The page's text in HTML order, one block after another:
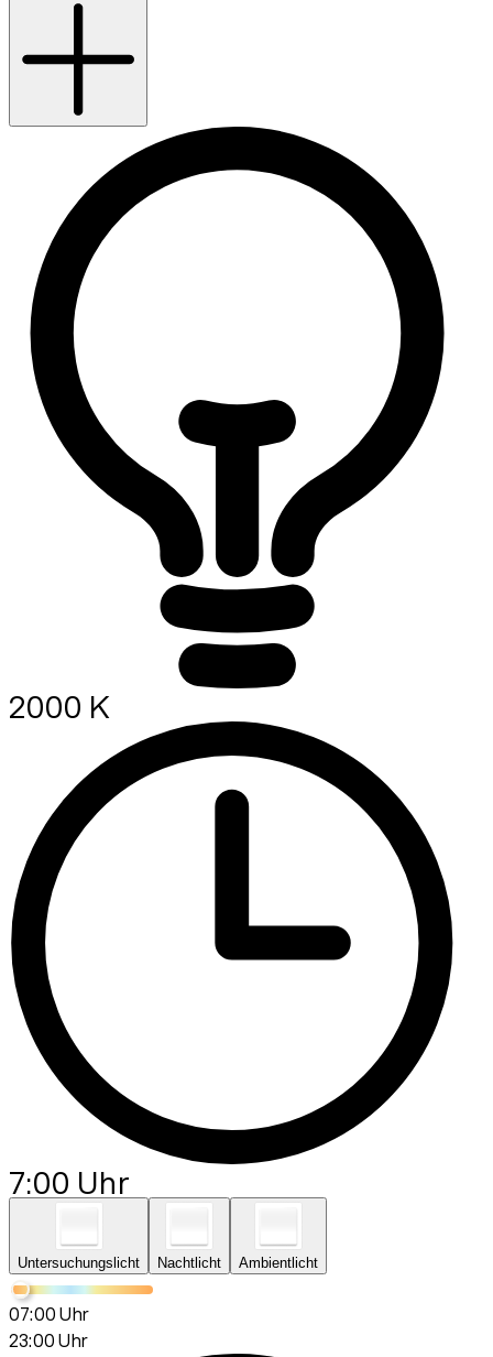
2000 K
7:00 Uhr
Untersuchungslicht Nachtlicht Ambientlicht
07:00 Uhr
23:00 Uhr